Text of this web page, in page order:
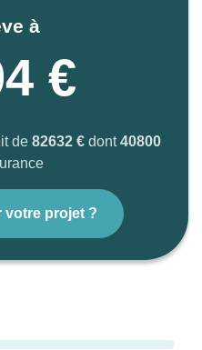
à
€
de 82632 € dont40800
Quel taux pour votre projet ?